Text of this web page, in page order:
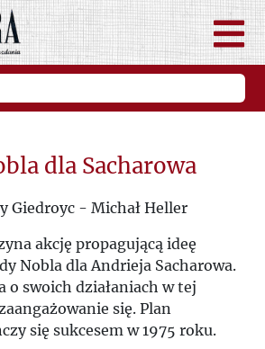
dla Sacharowa
Giedroyc - Michał Heller
akcję propagującą ideę
Nobla dla Andrieja Sacharowa.
swoich działaniach w tej
się. Plan
się sukcesem w 1975 roku.